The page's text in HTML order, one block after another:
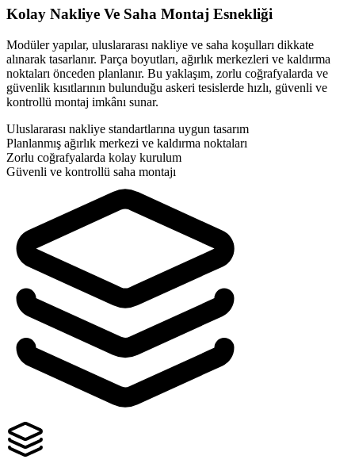
Kolay Nakliye Ve Saha Montaj Esnekliği
Modüler yapılar, uluslararası nakliye ve saha koşulları dikkate
alınarak tasarlanır. Parça boyutları, ağırlık merkezleri ve kaldırma
noktaları önceden planlanır. Bu yaklaşım, zorlu coğrafyalarda ve
güvenlik kısıtlarının bulunduğu askeri tesislerde hızlı, güvenli ve
kontrollü montaj imkânı sunar.
Uluslararası nakliye standartlarına uygun tasarım
Planlanmış ağırlık merkezi ve kaldırma noktaları
Zorlu coğrafyalarda kolay kurulum
Güvenli ve kontrollü saha montajı